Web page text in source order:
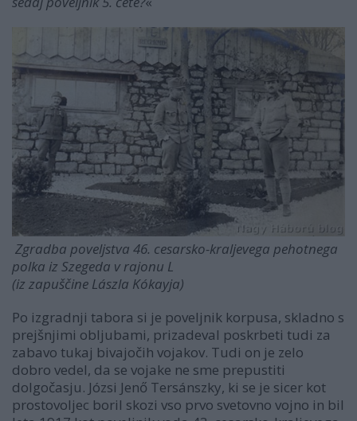
Zgradba poveljstva 46. cesarsko-kraljevega pehotnega
polka iz Szegeda v rajonu L
(iz zapuščine Lászla Kókayja)
Po izgradnji tabora si je poveljnik korpusa, skladno s
prejšnjimi obljubami, prizadeval poskrbeti tudi za
zabavo tukaj bivajočih vojakov. Tudi on je zelo
dobro vedel, da se vojake ne sme prepustiti
dolgočasju. Józsi Jenő Tersánszky, ki se je sicer kot
prostovoljec boril skozi vso prvo svetovno vojno in bil